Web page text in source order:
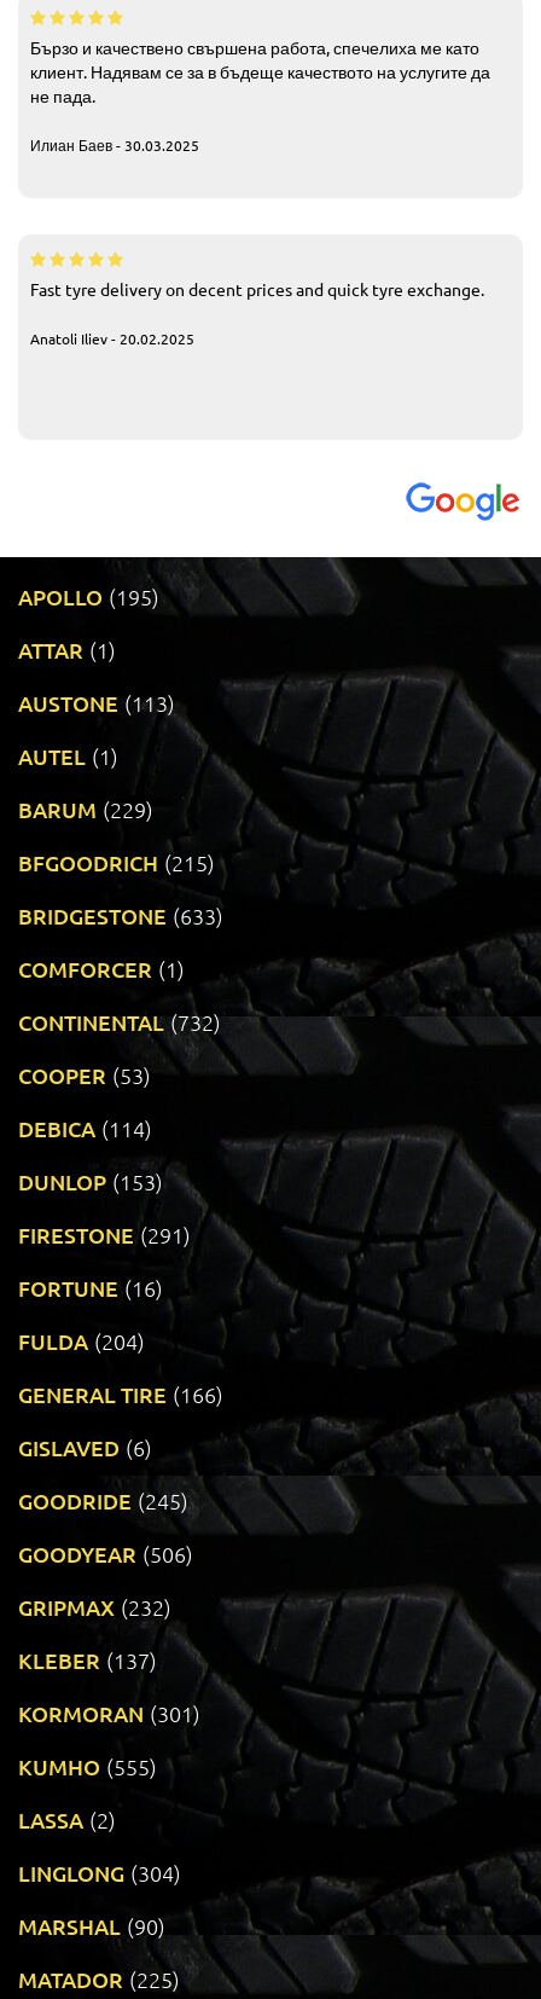
Бързо и качествено свършена работа, спечелиха ме като
клиент. Надявам се за в бъдеще качеството на услугите да
не пада.
Илиан Баев - 30.03.2025
Fast tyre delivery on decent prices and quick tyre exchange.
Anatoli Iliev - 20.02.2025
APOLLO (195)
ATTAR (1)
AUSTONE (113)
AUTEL (1)
BARUM (229)
BFGOODRICH (215)
BRIDGESTONE (633)
COMFORCER (1)
CONTINENTAL (732)
COOPER (53)
DEBICA (114)
DUNLOP (153)
FIRESTONE (291)
FORTUNE (16)
FULDA (204)
GENERAL TIRE (166)
GISLAVED (6)
GOODRIDE (245)
GOODYEAR (506)
GRIPMAX (232)
KLEBER (137)
KORMORAN (301)
KUMHO (555)
LASSA (2)
LINGLONG (304)
MARSHAL (90)
MATADOR (225)